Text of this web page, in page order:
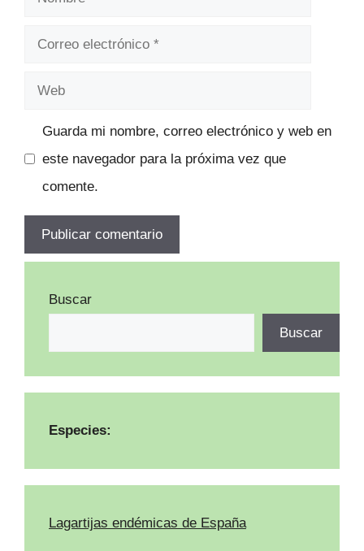
Correo
Web
Guarda mi nombre, correo electrónico y web en
este navegador para la próxima vez que
comente.
Buscar
Buscar
Especies:
Lagartijas endémicas de España